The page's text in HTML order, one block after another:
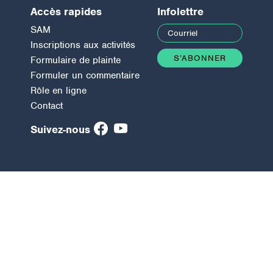
Accès rapides
SAM
Inscriptions aux activités
Formulaire de plainte
Formuler un commentaire
Rôle en ligne
Contact
Suivez-nous
Infolettre